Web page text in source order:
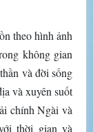
theo hình ảnh
không gian
và đời sống
và xuyên suốt
chính Ngài và
thời gian và